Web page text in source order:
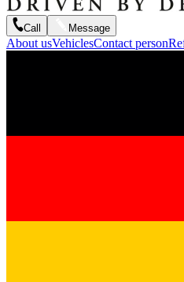
Call Message
About usVehiclesContact person